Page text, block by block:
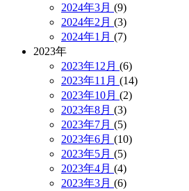
2024年3月 (9)
2024年2月 (3)
2024年1月 (7)
2023年
2023年12月 (6)
2023年11月 (14)
2023年10月 (2)
2023年8月 (3)
2023年7月 (5)
2023年6月 (10)
2023年5月 (5)
2023年4月 (4)
2023年3月 (6)